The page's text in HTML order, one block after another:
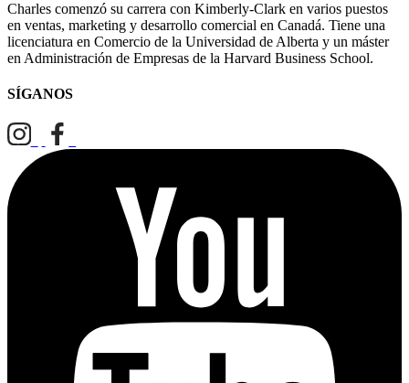
Charles comenzó su carrera con Kimberly-Clark en varios puestos
en ventas, marketing y desarrollo comercial en Canadá. Tiene una
licenciatura en Comercio de la Universidad de Alberta y un máster
en Administración de Empresas de la Harvard Business School.
SÍGANOS